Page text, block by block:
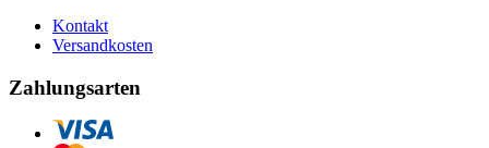
Kontakt
Versandkosten
Zahlungsarten